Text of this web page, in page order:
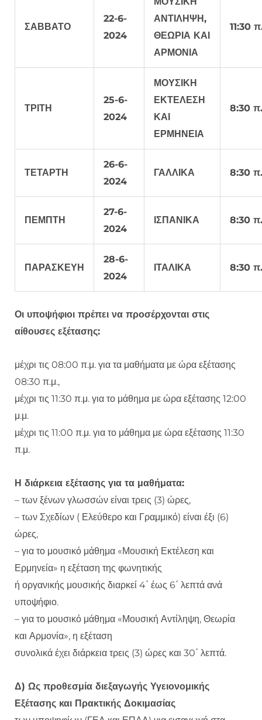
ΣΑΒΒΑΤΟ
22-6-
2024
ΑΝΤΙΛΗΨΗ,
ΘΕΩΡΙΑ ΚΑΙ
ΑΡΜΟΝΙΑ
11:30
ΤΡΙΤΗ
25-6-
2024
ΜΟΥΣΙΚΗ
ΕΚΤΕΛΕΣΗ
ΚΑΙ
ΕΡΜΗΝΕΙΑ
8:30
ΤΕΤΑΡΤΗ
26-6-
2024
ΓΑΛΛΙΚΑ 8:30
ΠΕΜΠΤΗ
27-6-
2024
ΙΣΠΑΝΙΚΑ 8:30
ΠΑΡΑΣΚΕΥΗ
28-6-
2024
ΙΤΑΛΙΚΑ 8:30
Οι υποψήφιοι πρέπει να προσέρχονται στις
αίθουσες εξέτασης:
μέχρι τις 08:00 π.μ. για τα μαθήματα με ώρα εξέτασης
08:30 π.μ.,
μέχρι τις 11:30 π.μ. για το μάθημα με ώρα εξέτασης 12:00
μ.μ.
μέχρι τις 11:00 π.μ. για το μάθημα με ώρα εξέτασης 11:30
π.μ.
Η διάρκεια εξέτασης για τα μαθήματα:
– των ξένων γλωσσών είναι τρεις (3) ώρες,
– των Σχεδίων ( Ελεύθερο και Γραμμικό) είναι έξι (6)
ώρες,
– για το μουσικό μάθημα «Μουσική Εκτέλεση και
Ερμηνεία» η εξέταση της φωνητικής
ή οργανικής μουσικής διαρκεί 4΄ έως 6΄ λεπτά ανά
υποψήφιο.
– για το μουσικό μάθημα «Μουσική Αντίληψη, Θεωρία
και Αρμονία», η εξέταση
συνολικά έχει διάρκεια τρεις (3) ώρες και 30΄ λεπτά.
Δ) Ως προθεσμία διεξαγωγής Υγειονομικής
Εξέτασης και Πρακτικής Δοκιμασίας